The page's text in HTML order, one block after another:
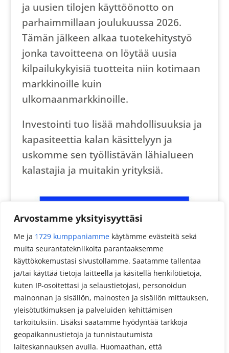
Arvostamme yksityisyyttäsi
Me ja 1729 kumppaniamme käytämme evästeitä sekä
muita seurantatekniikoita parantaaksemme
käyttökokemustasi sivustollamme. Saatamme tallentaa
ja/tai käyttää tietoja laitteella ja käsitellä henkilötietoja,
kuten IP-osoitettasi ja selaustietojasi, personoidun
mainonnan ja sisällön, mainosten ja sisällön mittauksen,
yleisötutkimuksen ja palveluiden kehittämisen
tarkoituksiin. Lisäksi saatamme hyödyntää tarkkoja
geopaikannustietoja ja tunnistautumista
laiteskannauksen avulla. Huomaathan, että
ja uusien tilojen käyttöönotto on
parhaimmillaan joulukuussa 2026.
Tämän jälkeen alkaa tuotekehitystyö
jonka tavoitteena on löytää uusia
kilpailukykyisiä tuotteita niin kotimaan
markkinoille kuin
ulkomaanmarkkinoille.
Investointi tuo lisää mahdollisuuksia ja
kapasiteettia kalan käsittelyyn ja
uskomme sen työllistävän lähialueen
kalastajia ja muitakin yrityksiä.